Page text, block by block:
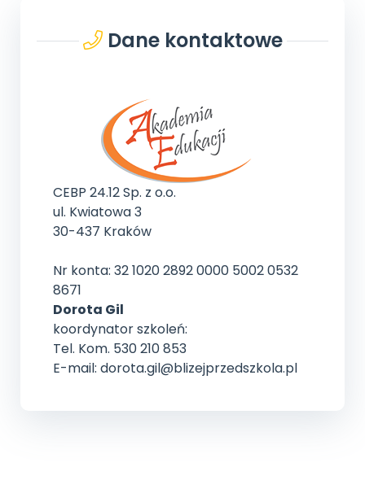
Dane kontaktowe
CEBP 24.12 Sp. z o.o.
ul. Kwiatowa 3
30-437 Kraków
Nr konta: 32 1020 2892 0000 5002 0532
8671
Dorota Gil
koordynator szkoleń:
Tel. Kom. 530 210 853
E-mail: dorota.gil@blizejprzedszkola.pl